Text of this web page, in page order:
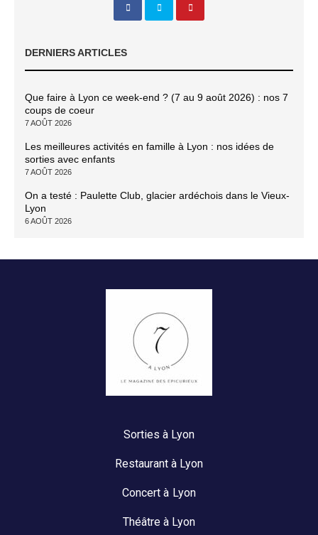
DERNIERS ARTICLES
Que faire à Lyon ce week-end ? (7 au 9 août 2026) : nos 7
coups de coeur
7 AOÛT 2026
Les meilleures activités en famille à Lyon : nos idées de
sorties avec enfants
7 AOÛT 2026
On a testé : Paulette Club, glacier ardéchois dans le Vieux-
Lyon
6 AOÛT 2026
Sorties à Lyon
Restaurant à Lyon
Concert à Lyon
Théâtre à Lyon